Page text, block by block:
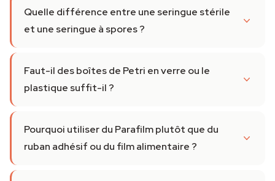
Quelle différence entre une seringue stérile
et une seringue à spores ?
Faut-il des boîtes de Petri en verre ou le
plastique suffit-il ?
Pourquoi utiliser du Parafilm plutôt que du
ruban adhésif ou du film alimentaire ?